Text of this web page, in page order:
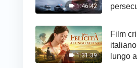
1:46:42
1:31:39
Film
italiano - "Una
lungo